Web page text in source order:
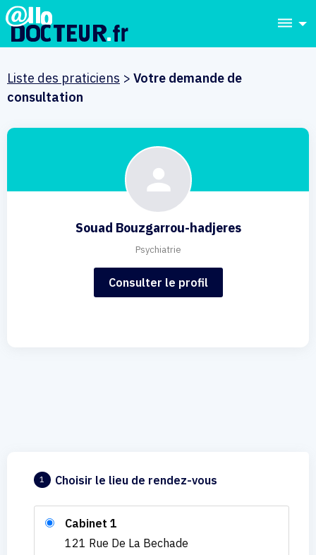
dehaze
Liste des praticiens > Votre demande de
consultation
Souad Bouzgarrou-hadjeres
Psychiatrie
Consulter le profil
1 Choisir le lieu de rendez-vous
Cabinet 1
121 Rue De La Bechade